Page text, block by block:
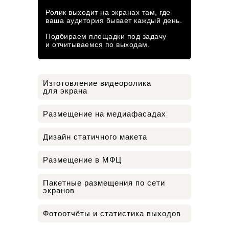
Ролик выходит на экранах там, где
ваша аудитория бывает каждый день.
Дизайн статичного макета
Размещение на медиафасадах
Изготовление видеоролика
для экрана
Фотоотчёты и статистика выходов
Пакетные размещения по сети
экранов
Размещение в МФЦ
Подбираем площадки под задачу
и отчитываемся по выходам.